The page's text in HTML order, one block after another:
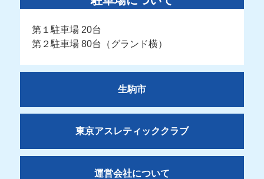
第１駐車場 20台
第２駐車場 80台（グランド横）
生駒市
東京アスレティッククラブ
運営会社について